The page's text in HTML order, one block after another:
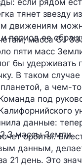
тянет звезду
движениям
период ее
масса GJ
пяти масс
бы удерживать
В таком
а чем-
под
данные:
массы Земли.
орбиты.
данным,
21 день. Это